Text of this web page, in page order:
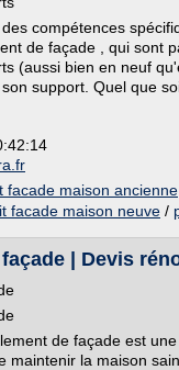
compétences
de façade , qui sont
(aussi bien en neuf
support. Quel que
facade maison ancienne
facade maison neuve /
| Devis
de façade est
maintenir la maison